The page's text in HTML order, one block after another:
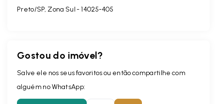
Preto/SP, Zona Sul - 14025-405
Gostou do imóvel?
Salve ele nos seus favoritos ou então compartilhe com
alguém no WhatsApp: